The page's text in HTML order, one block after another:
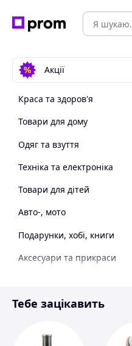
Акції
Краса та здоров'я
Товари для дому
Одяг та взуття
Техніка та електроніка
Товари для дітей
Авто-, мото
Подарунки, хобі, книги
Аксесуари та прикраси
Спорт і відпочинок
Тебе зацікавить